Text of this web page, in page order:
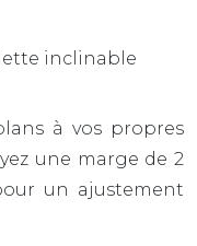
à vos propres
une marge de 2
un ajustement